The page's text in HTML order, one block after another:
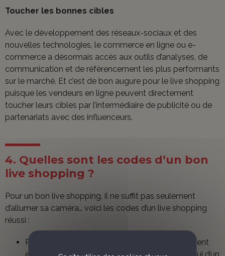
Toucher les bonnes cibles
Avec le développement des réseaux-sociaux et des
nouvelles technologies, le commerce en ligne ou e-
commerce a désormais accès aux outils d’analyses, de
communication et de référencement les plus performants
sur le marché. Et c’est de bon augure pour le live shopping
puisque les vendeurs en ligne peuvent directement
toucher leurs cibles par l’intermédiaire de publicité ou de
partenariats avec des influenceurs.
4. Quelles sont les codes d’un bon
live shopping ?
Pour un bon live shopping, il ne suffit pas seulement
d’allumer sa caméra… voici les codes d’un live shopping
réussi :
Pour réussir son live shopping un bon équipement